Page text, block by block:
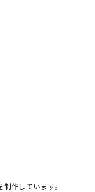
作しています。